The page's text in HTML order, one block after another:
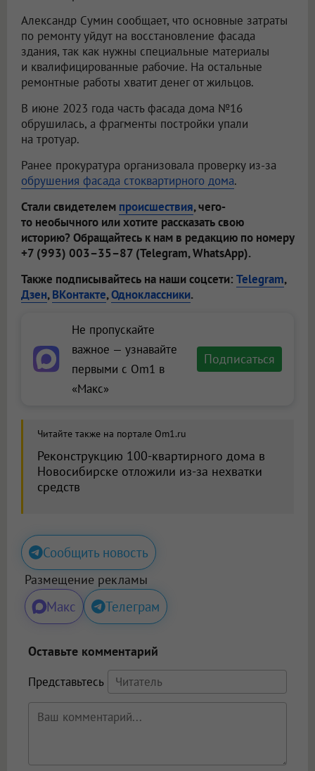
Александр Сумин сообщает, что основные затраты
по ремонту уйдут на восстановление фасада
здания, так как нужны специальные материалы
и квалифицированные рабочие. На остальные
ремонтные работы хватит денег от жильцов.
В июне 2023 года часть фасада дома №16
обрушилась, а фрагменты постройки упали
на тротуар.
Ранее прокуратура организовала проверку из-за
обрушения фасада стоквартирного дома.
Стали свидетелем происшествия, чего-
то необычного или хотите рассказать свою
историю? Обращайтесь к нам в редакцию по номеру
+7 (993) 003–35–87 (Telegram, WhatsApp).
Также подписывайтесь на наши соцсети: Telegram,
Дзен,ВКонтакте,Одноклассники.
Не пропускайте
важное — узнавайте
первыми с Om1 в
«Макс»
Подписаться
Читайте также на портале Om1.ru
Реконструкцию 100-квартирного дома в
Новосибирске отложили из-за нехватки
средств
Сообщить новость
Размещение рекламы
Макс Телеграм
Оставьте комментарий
Представьтесь